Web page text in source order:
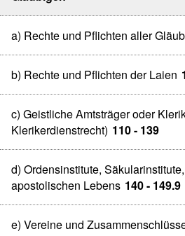
a) Rechte und Pflichten aller
b) Rechte und Pflichten der Laien
c) Geistliche Amtsträger oder
Klerikerdienstrecht) 110 - 139
d) Ordensinstitute,
apostolischen Lebens 140 - 149.9
e) Vereine und